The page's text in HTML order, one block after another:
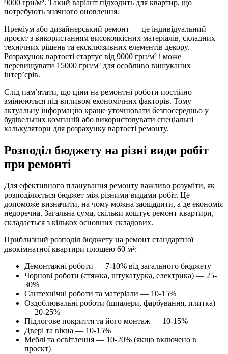
9000 грн/м². Такий варіант підходить для квартир, що
потребують значного оновлення.
Преміум або дизайнерський ремонт — це індивідуальний
проєкт з використанням високоякісних матеріалів, складних
технічних рішень та ексклюзивних елементів декору.
Розрахунок вартості стартує від 9000 грн/м² і може
перевищувати 15000 грн/м² для особливо вишуканих
інтер’єрів.
Слід пам’ятати, що ціни на ремонтні роботи постійно
змінюються під впливом економічних факторів. Тому
актуальну інформацію краще уточнювати безпосередньо у
будівельних компаній або використовувати спеціальні
калькулятори для розрахунку вартості ремонту.
Розподіл бюджету на різні види робіт
при ремонті
Для ефективного планування ремонту важливо розуміти, як
розподіляється бюджет між різними видами робіт. Це
допоможе визначити, на чому можна заощадити, а де економія
недоречна. Загальна сума, скільки коштує ремонт квартири,
складається з кількох основних складових.
Приблизний розподіл бюджету на ремонт стандартної
двокімнатної квартири площею 60 м²:
Демонтажні роботи — 7-10% від загального бюджету
Чорнові роботи (стяжка, штукатурка, електрика) — 25-
30%
Сантехнічні роботи та матеріали — 10-15%
Оздоблювальні роботи (шпалери, фарбування, плитка)
— 20-25%
Підлогове покриття та його монтаж — 10-15%
Двері та вікна — 10-15%
Меблі та освітлення — 10-20% (якщо включено в
проєкт)